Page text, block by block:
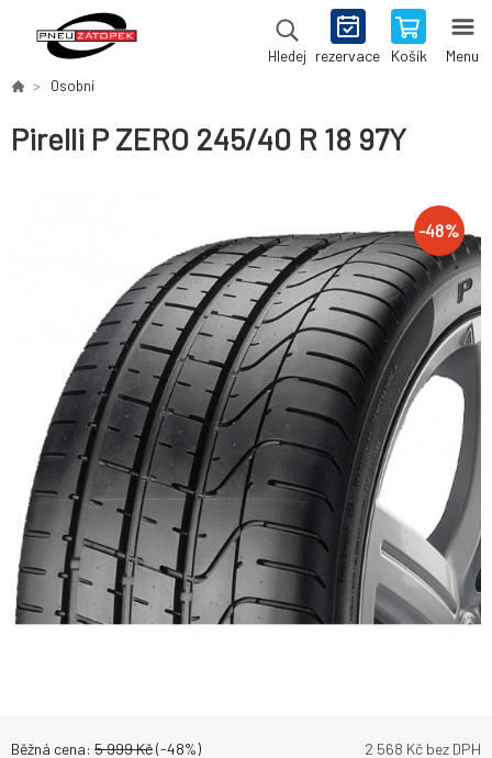
Hledej rezervace Košík Menu
Osobní
Pirelli P ZERO 245/40 R 18 97Y
-48%
Běžná cena: 5 999Kč(-48%) 2 568 Kč bez DPH